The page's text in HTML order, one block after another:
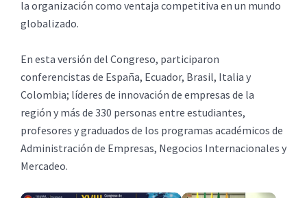
la organización como ventaja competitiva en un mundo
globalizado.
En esta versión del Congreso, participaron
conferencistas de España, Ecuador, Brasil, Italia y
Colombia; líderes de innovación de empresas de la
región y más de 330 personas entre estudiantes,
profesores y graduados de los programas académicos de
Administración de Empresas, Negocios Internacionales y
Mercadeo.